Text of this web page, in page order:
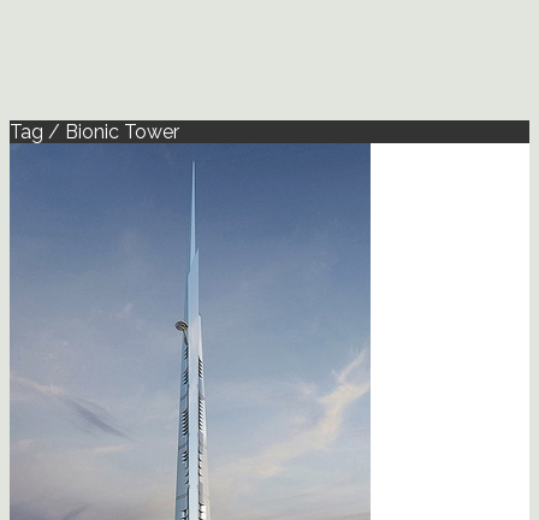
Tag / Bionic Tower